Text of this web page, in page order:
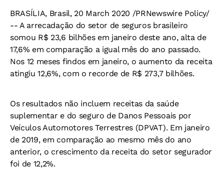
BRASÍLIA, Brasil, 20 March 2020 /PRNewswire Policy/
-- A arrecadação do setor de seguros brasileiro
somou R$ 23,6 bilhões em janeiro deste ano, alta de
17,6% em comparação a igual mês do ano passado.
Nos 12 meses findos em janeiro, o aumento da receita
atingiu 12,6%, com o recorde de R$ 273,7 bilhões.
Os resultados não incluem receitas da saúde
suplementar e do seguro de Danos Pessoais por
Veículos Automotores Terrestres (DPVAT). Em janeiro
de 2019, em comparação ao mesmo mês do ano
anterior, o crescimento da receita do setor segurador
foi de 12,2%.